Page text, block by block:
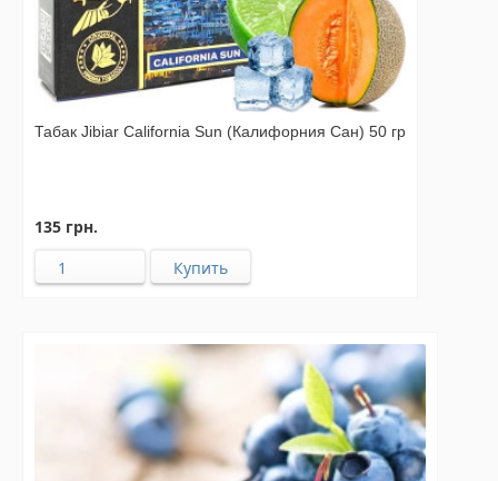
Табак Jibiar California Sun (Калифорния Сан) 50 гр
135 грн.